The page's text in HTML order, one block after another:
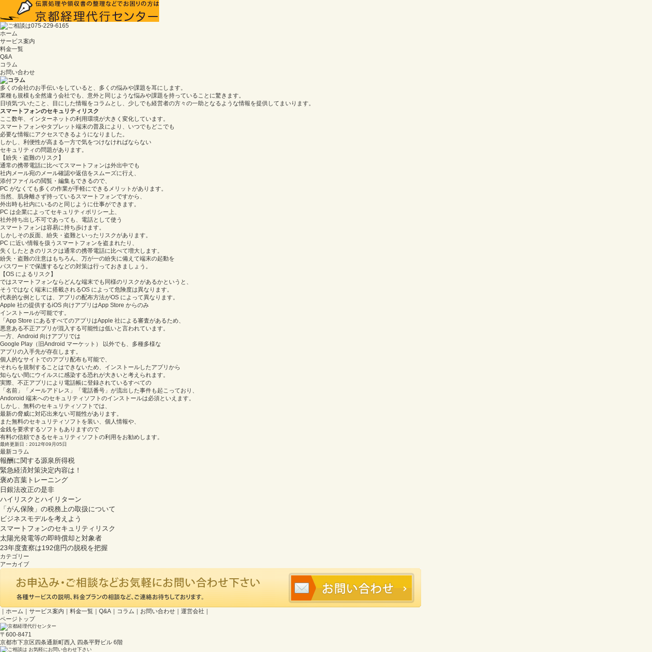
ホーム
サービス案内
料金一覧
Q&A
コラム
お問い合わせ
多くの会社のお手伝いをしていると、多くの悩みや課題を耳にします。
業種も規模も全然違う会社でも、意外と同じような悩みや課題を持っていることに驚きます。
日頃気づいたこと、目にした情報をコラムとし、少しでも経営者の方々の一助となるような情報を提供してまいります。
スマートフォンのセキュリティリスク
ここ数年、インターネットの利用環境が大きく変化しています。
スマートフォンやタブレット端末の普及により、いつでもどこでも
必要な情報にアクセスできるようになりました。
しかし、利便性が高まる一方で気をつけなければならない
セキュリティの問題があります。
【紛失・盗難のリスク】
通常の携帯電話に比べてスマートフォンは外出中でも
社内メール宛のメール確認や返信をスムーズに行え、
添付ファイルの閲覧・編集もできるので、
PC がなくても多くの作業が手軽にできるメリットがあります。
当然、肌身離さず持っているスマートフォンですから、
外出時も社内にいるのと同じように仕事ができます。
PC は企業によってセキュリティポリシー上、
社外持ち出し不可であっても、電話として使う
スマートフォンは容易に持ち歩けます。
しかしその反面、紛失・盗難といったリスクがあります。
PC に近い情報を扱うスマートフォンを盗まれたり、
失くしたときのリスクは通常の携帯電話に比べて増大します。
紛失・盗難の注意はもちろん、万が一の紛失に備えて端末の起動を
パスワードで保護するなどの対策は行っておきましょう。
【OS によるリスク】
ではスマートフォンならどんな端末でも同様のリスクがあるかというと、
そうではなく端末に搭載されるOS によって危険度は異なります。
代表的な例としては、アプリの配布方法がOS によって異なります。
Apple 社の提供するiOS 向けアプリはApp Store からのみ
インストールが可能です。
「App Store にあるすべてのアプリはApple 社による審査があるため、
悪意ある不正アプリが混入する可能性は低いと言われています。
一方、Android 向けアプリでは
Google Play（旧Android マーケット） 以外でも、多種多様な
アプリの入手先が存在します。
個人的なサイトでのアプリ配布も可能で、
それらを規制することはできないため、インストールしたアプリから
知らない間にウイルスに感染する恐れが大きいと考えられます。
実際、不正アプリにより電話帳に登録されているすべての
「名前」「メールアドレス」「電話番号」が流出した事件も起こっており、
Andoroid 端末へのセキュリティソフトのインストールは必須といえます。
しかし、無料のセキュリティソフトでは、
最新の脅威に対応出来ない可能性があります。
また無料のセキュリティソフトを装い、個人情報や、
金銭を要求するソフトもありますので
有料の信頼できるセキュリティソフトの利用をお勧めします。
最終更新日：2012年09月05日
最新コラム
報酬に関する源泉所得税
緊急経済対策決定内容は！
褒め言葉トレーニング
日銀法改正の是非
ハイリスクとハイリターン
「がん保険」の税務上の取扱について
ビジネスモデルを考えよう
スマートフォンのセキュリティリスク
太陽光発電等の即時償却と対象者
23年度査察は192億円の脱税を把握
カテゴリー
アーカイブ
ホーム サービス案内 料金一覧 Q&A コラム お問い合わせ 運営会社
ページトップ
〒600-8471
京都市下京区四条通新町西入 四条平野ビル 6階